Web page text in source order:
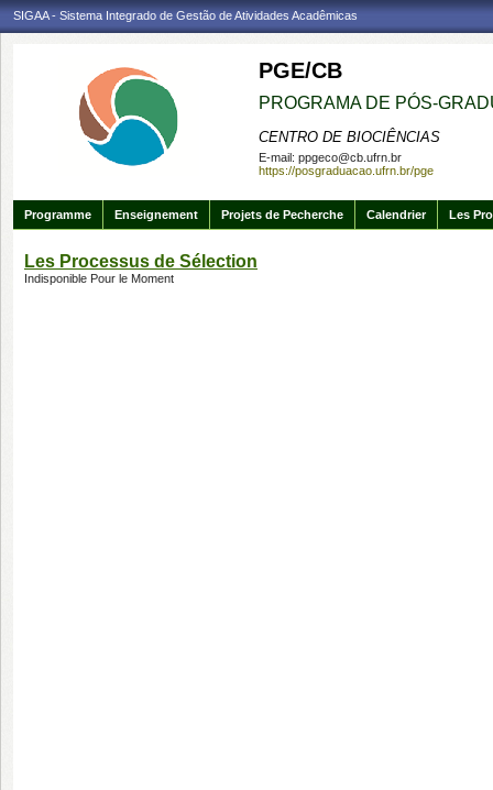
SIGAA - Sistema Integrado de Gestão de Atividades Acadêmicas
PGE/CB
PROGRAMA DE PÓS-
CENTRO DE BIOCIÊNCIAS
E-mail: ppgeco@cb.ufrn.br
https://posgraduacao.ufrn.br/pge
Programme Enseignement Projets de Pecherche Calendrier Les
Les Processus de Sélection
Indisponible Pour le Moment